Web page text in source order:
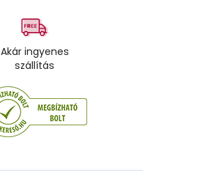
Akár ingyenes
szállítás